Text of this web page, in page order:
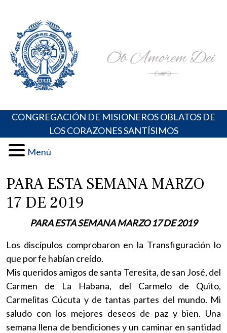
content
Portal de los Padres Oblatos. Advocaciones Marianas,
Oraciones, Música religiosa y más
CONGREGACIÓN DE MISIONEROS OBLATOS DE
LOS CORAZONES SANTÍSIMOS
Menú
PARA ESTA SEMANA MARZO
17 DE 2019
PARA ESTA SEMANA MARZO 17 DE 2019
Los discípulos comprobaron en la Transfiguración lo
que por fe habían creído.
Mis queridos amigos de santa Teresita, de san José, del
Carmen de La Habana, del Carmelo de Quito,
Carmelitas Cúcuta y de tantas partes del mundo. Mi
saludo con los mejores deseos de paz y bien. Una
semana llena de bendiciones y un caminar en santidad